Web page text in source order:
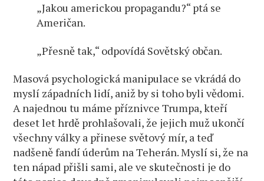
„Jakou americkou propagandu?“ ptá se
Američan.
„Přesně tak,“ odpovídá Sovětský občan.
Masová psychologická manipulace se vkrádá do
myslí západních lidí, aniž by si toho byli vědomi.
A najednou tu máme příznivce Trumpa, kteří
deset let hrdě prohlašovali, že jejich muž ukončí
všechny války a přinese světový mír, a teď
nadšeně fandí úderům na Teherán. Myslí si, že na
ten nápad přišli sami, ale ve skutečnosti je do